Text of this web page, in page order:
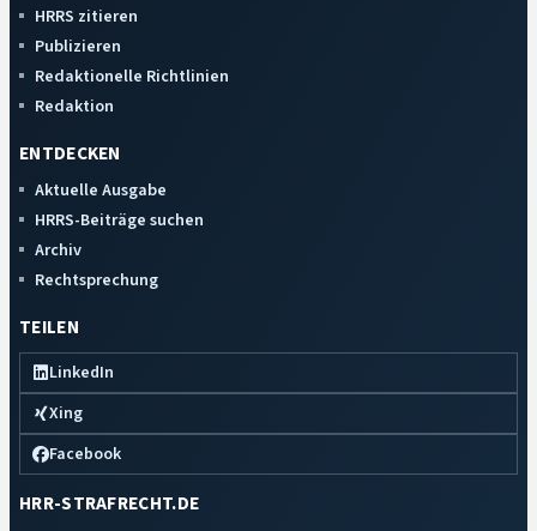
HRRS zitieren
Publizieren
Redaktionelle Richtlinien
Redaktion
ENTDECKEN
Aktuelle Ausgabe
HRRS-Beiträge suchen
Archiv
Rechtsprechung
TEILEN
LinkedIn
Xing
Facebook
HRR-STRAFRECHT.DE